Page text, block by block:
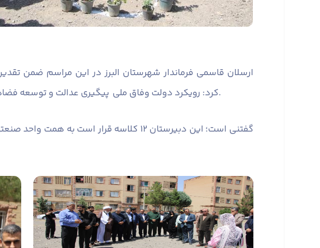
ارسلان قاسمی فرماندار شهرستان البرز در این مراسم ضمن
کرد: رویکرد دولت وفاق ملی پیگیری عدالت و توسعه فضاهای آموزشی است که این موضوع به طور جد در شهرستان البرز دنبال می‌شود.